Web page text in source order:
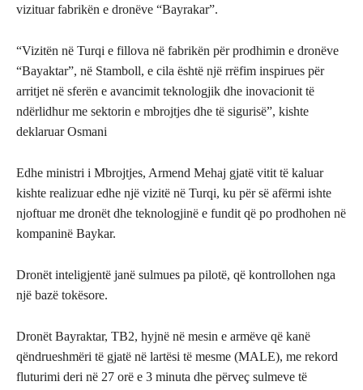
vizituar fabrikën e dronëve “Bayrakar”.
“Vizitën në Turqi e fillova në fabrikën për prodhimin e dronëve
“Bayaktar”, në Stamboll, e cila është një rrëfim inspirues për
arritjet në sferën e avancimit teknologjik dhe inovacionit të
ndërlidhur me sektorin e mbrojtjes dhe të sigurisë”, kishte
deklaruar Osmani
Edhe ministri i Mbrojtjes, Armend Mehaj gjatë vitit të kaluar
kishte realizuar edhe një vizitë në Turqi, ku për së afërmi ishte
njoftuar me dronët dhe teknologjinë e fundit që po prodhohen në
kompaninë Baykar.
Dronët inteligjentë janë sulmues pa pilotë, që kontrollohen nga
një bazë tokësore.
Dronët Bayraktar, TB2, hyjnë në mesin e armëve që kanë
qëndrueshmëri të gjatë në lartësi të mesme (MALE), me rekord
fluturimi deri në 27 orë e 3 minuta dhe përveç sulmeve të